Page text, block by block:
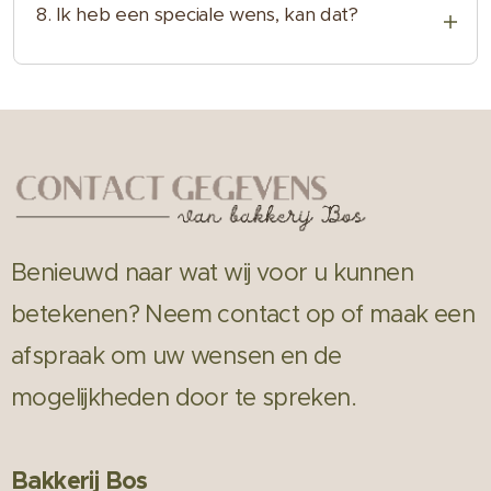
afspraak met u. Zo weet u precies welke
8. Ik heb een speciale wens, kan dat?
Bos is veel mogelijk: speciale vullingen,
bespreken.
Benieuwd naar wat wij voor u kunnen
betekenen? Neem contact op of maak een
afspraak om uw wensen en de
mogelijkheden door te spreken.
Bakkerij Bos